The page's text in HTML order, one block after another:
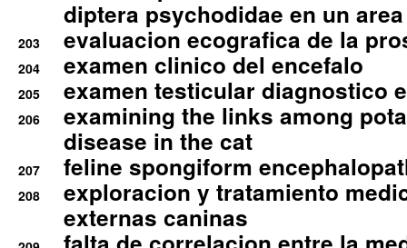
diptera psychodidae en un
203 evaluacion ecografica de la
204 examen clinico del encefalo
205 examen testicular diagnostico
206
examining the links among
disease in the cat
207 feline spongiform
208
exploracion y tratamiento
externas caninas